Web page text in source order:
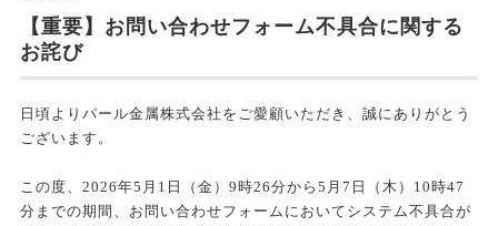
【重要】お問い合わせフォーム不具合に関する
お詫び
日頃よりパール金属株式会社をご愛顧いただき、誠にありがとう
ございます。
この度、2026年5月1日（金）9時26分から5月7日（木）10時47
分までの期間、お問い合わせフォームにおいてシステム不具合が